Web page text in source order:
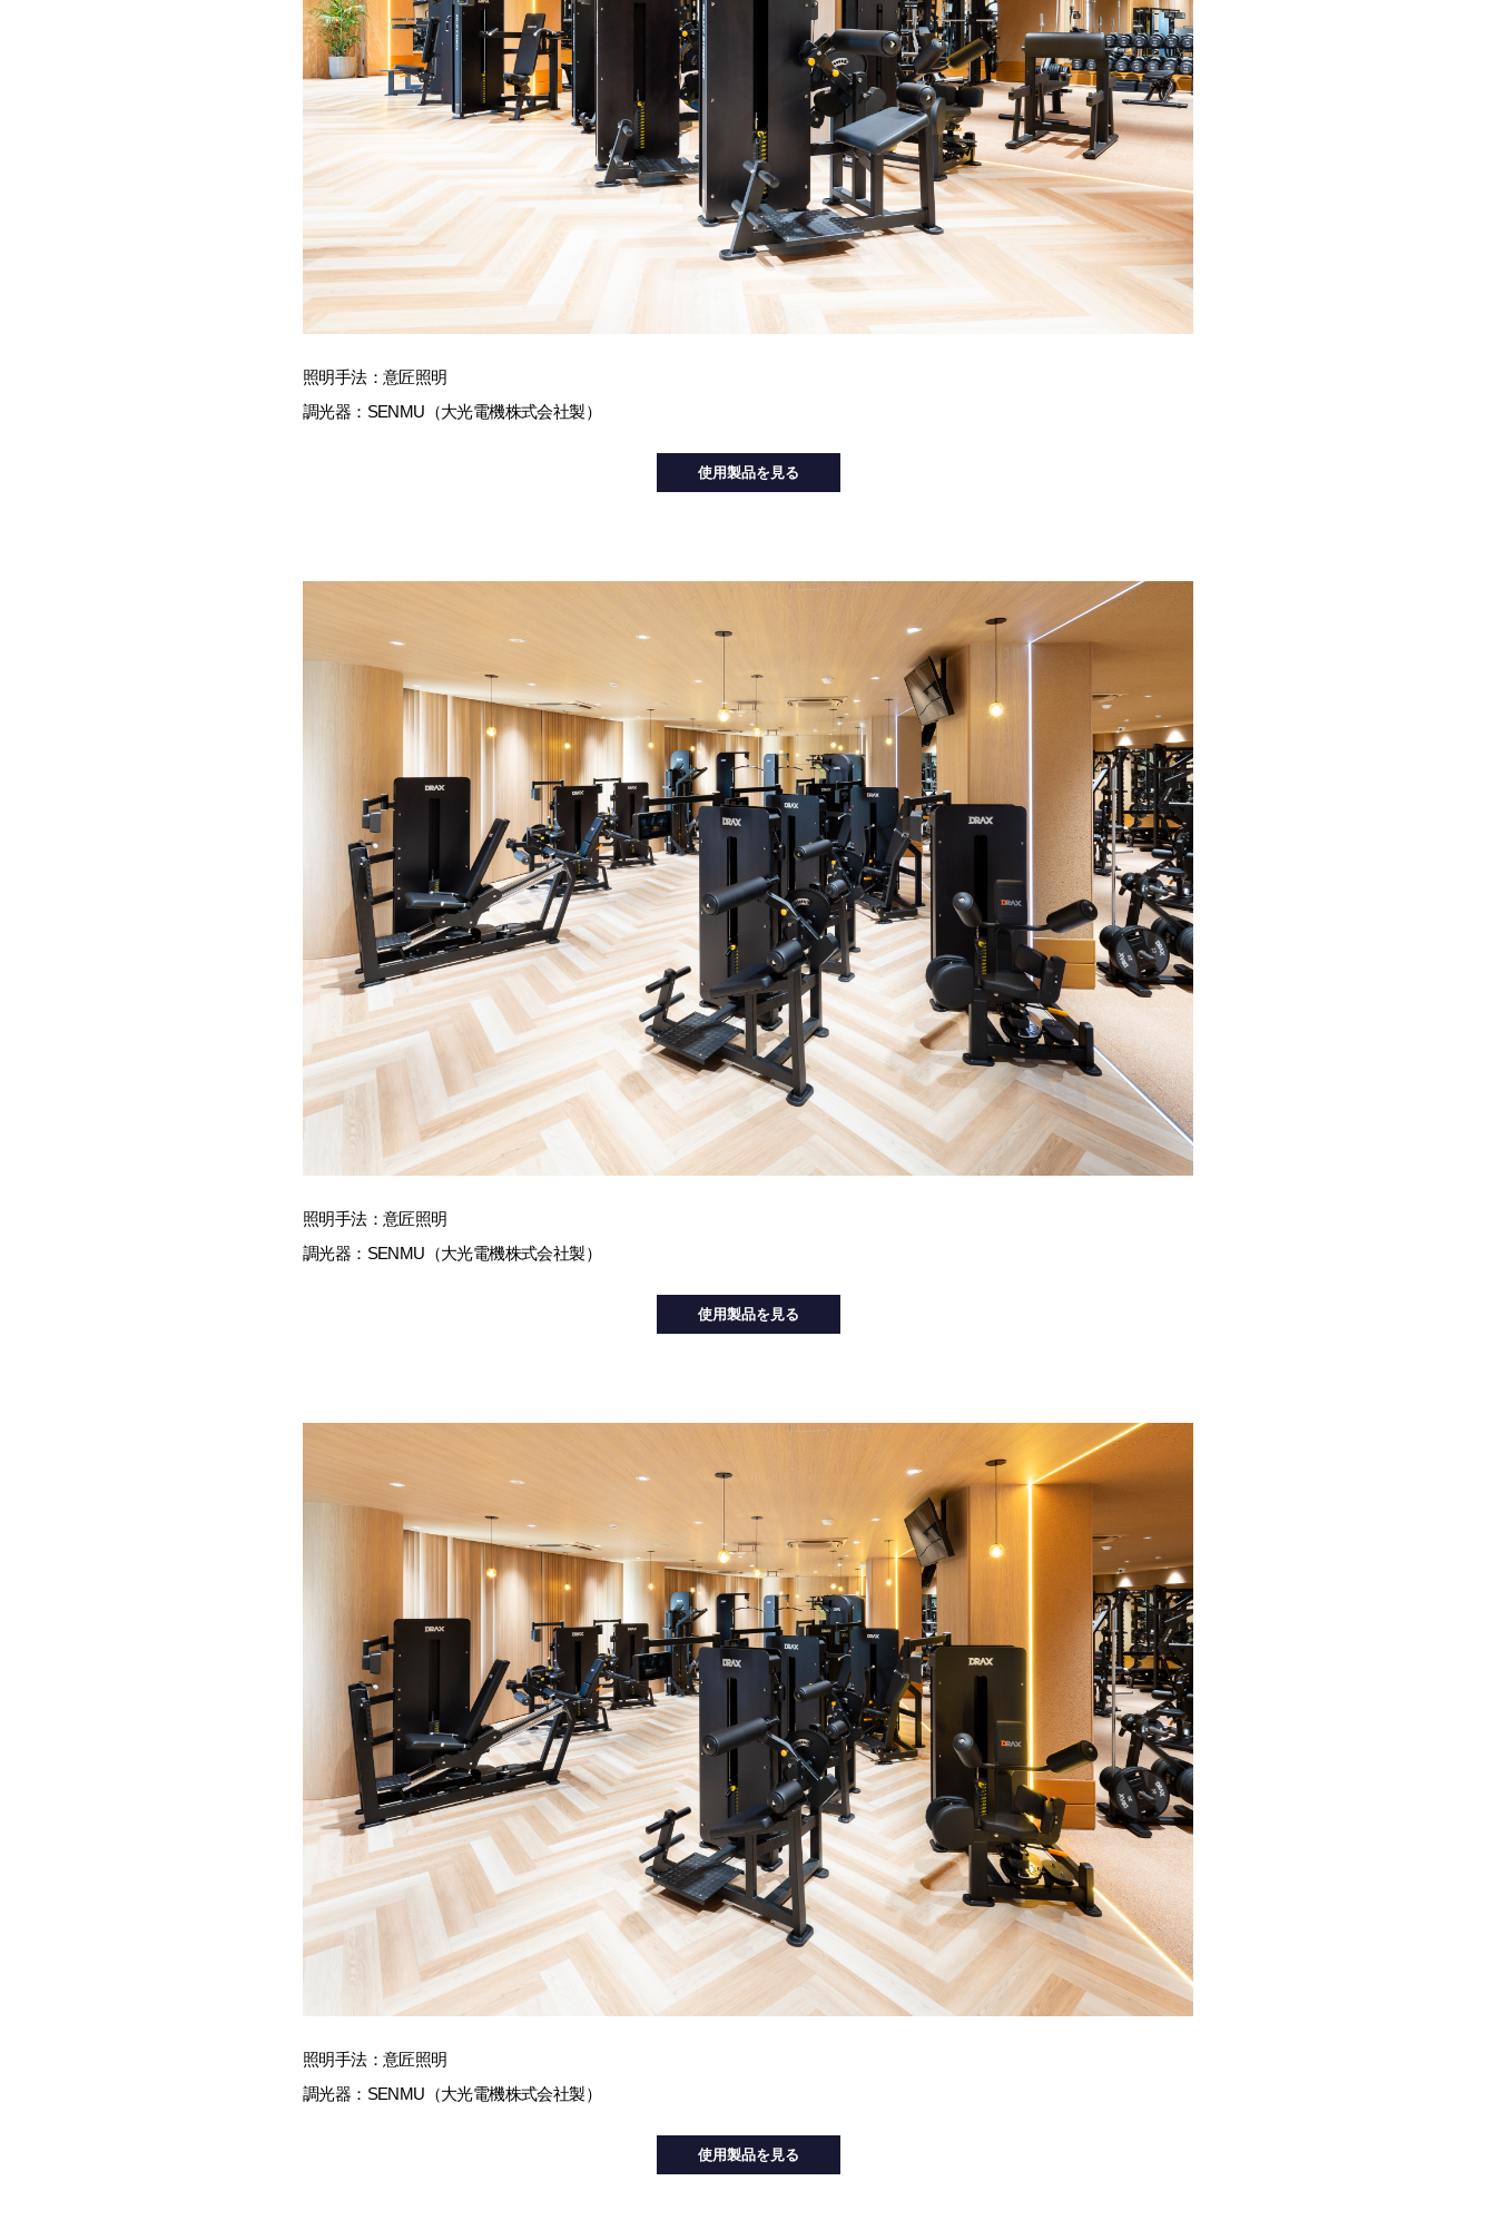
照明手法：意匠照明
調光器：SENMU（大光電機株式会社製）
使用製品を見る
照明手法：意匠照明
調光器：SENMU（大光電機株式会社製）
使用製品を見る
照明手法：意匠照明
調光器：SENMU（大光電機株式会社製）
使用製品を見る